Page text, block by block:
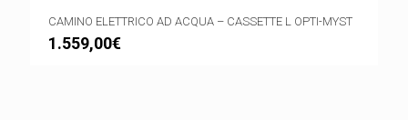
CAMINO ELETTRICO AD ACQUA – CASSETTE L OPTI-MYST
1.559,00€